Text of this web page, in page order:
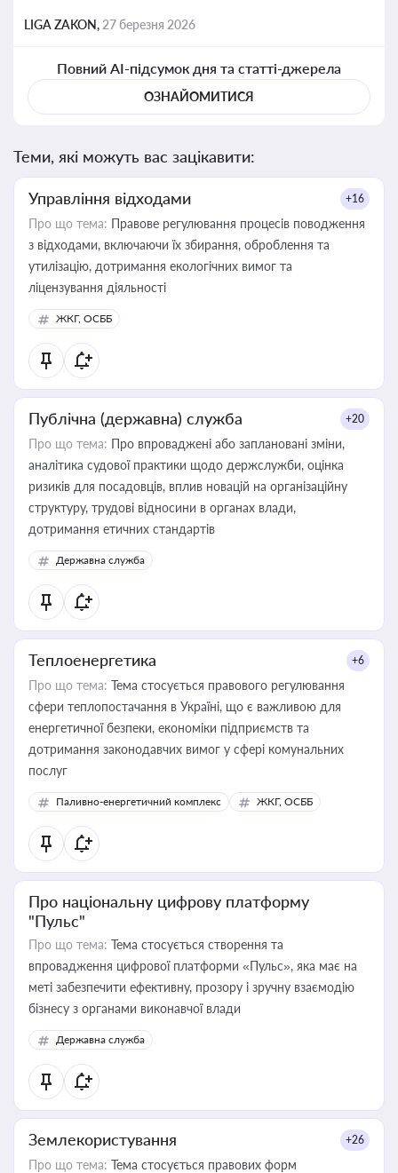
LIGA ZAKON, 27 березня 2026
Повний AI-підсумок дня та статті-джерела
ОЗНАЙОМИТИСЯ
Теми, які можуть вас зацікавити:
Управління відходами +16
Про що тема: Правове регулювання процесів поводження
з відходами, включаючи їх збирання, оброблення та
утилізацію, дотримання екологічних вимог та
ліцензування діяльності
ЖКГ, ОСББ
Публічна (державна) служба +20
Про що тема: Про впроваджені або заплановані зміни,
аналітика судової практики щодо держслужби, оцінка
ризиків для посадовців, вплив новацій на організаційну
структуру, трудові відносини в органах влади,
дотримання етичних стандартів
Державна служба
Теплоенергетика +6
Про що тема: Тема стосується правового регулювання
сфери теплопостачання в Україні, що є важливою для
енергетичної безпеки, економіки підприємств та
дотримання законодавчих вимог у сфері комунальних
послуг
Паливно-енергетичний комплекс ЖКГ, ОСББ
Про національну цифрову платформу
"Пульс"
Про що тема: Тема стосується створення та
впровадження цифрової платформи «Пульс», яка має на
меті забезпечити ефективну, прозору і зручну взаємодію
бізнесу з органами виконавчої влади
Державна служба
Землекористування +26
Про що тема: Тема стосується правових форм